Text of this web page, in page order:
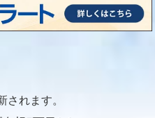
されます。